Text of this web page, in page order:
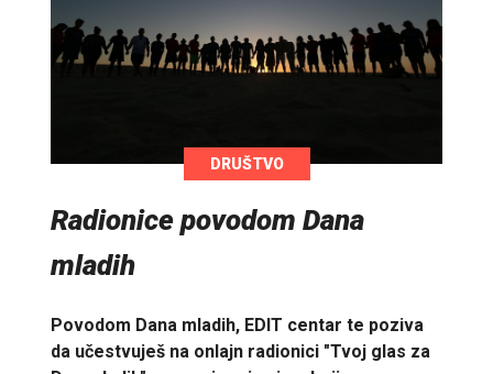
DRUŠTVO
Radionice povodom Dana
mladih
Povodom Dana mladih, EDIT centar te poziva
da učestvuješ na onlajn radionici "Tvoj glas za